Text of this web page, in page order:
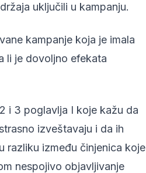
uključili u kampanju.
kampanje koja je imala
li je dovoljno efekata
i 3 poglavlja I koje kažu da
izveštavaju i da ih
razliku između činjenica koje
nespojivo objavljivanje